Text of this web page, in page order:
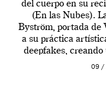
del cuerpo en su
(En las Nubes).
Byström, portada de
a su práctica
deepfakes,
09 /